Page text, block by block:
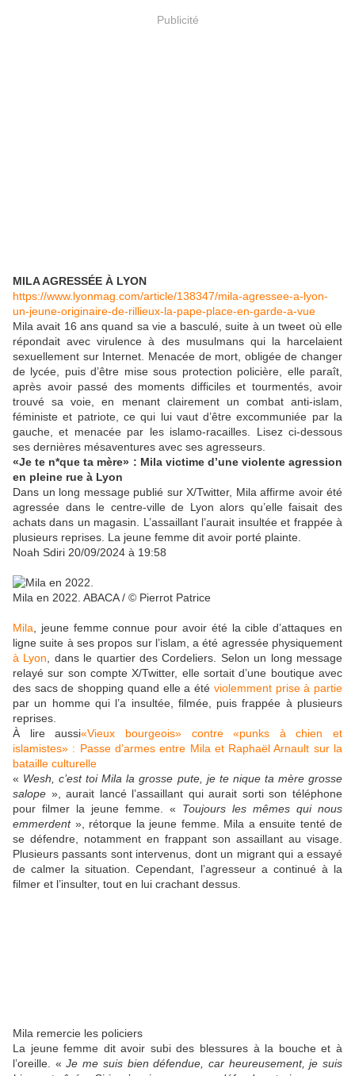
Publicité
MILA AGRESSÉE À LYON
https://www.lyonmag.com/article/138347/mila-agressee-a-lyon-
un-jeune-originaire-de-rillieux-la-pape-place-en-garde-a-vue
Mila avait 16 ans quand sa vie a basculé, suite à un tweet où elle
répondait avec virulence à des musulmans qui la harcelaient
sexuellement sur Internet. Menacée de mort, obligée de changer
de lycée, puis d’être mise sous protection policière, elle paraît,
après avoir passé des moments difficiles et tourmentés, avoir
trouvé sa voie, en menant clairement un combat anti-islam,
féministe et patriote, ce qui lui vaut d’être excommuniée par la
gauche, et menacée par les islamo-racailles. Lisez ci-dessous
ses dernières mésaventures avec ses agresseurs.
«Je te n*que ta mère» : Mila victime d’une violente agression
en pleine rue à Lyon
Dans un long message publié sur X/Twitter, Mila affirme avoir été
agressée dans le centre-ville de Lyon alors qu’elle faisait des
achats dans un magasin. L’assaillant l’aurait insultée et frappée à
plusieurs reprises. La jeune femme dit avoir porté plainte.
Noah Sdiri 20/09/2024 à 19:58
Mila en 2022. ABACA / © Pierrot Patrice
Mila , jeune femme connue pour avoir été la cible d’attaques en
ligne suite à ses propos sur l’islam, a été agressée physiquement
à Lyon , dans le quartier des Cordeliers. Selon un long message
relayé sur son compte X/Twitter, elle sortait d’une boutique avec
des sacs de shopping quand elle a été violemment prise à partie
par un homme qui l’a insultée, filmée, puis frappée à plusieurs
reprises.
À lire aussi«Vieux bourgeois» contre «punks à chien et
islamistes» : Passe d’armes entre Mila et Raphaël Arnault sur la
bataille culturelle
« Wesh, c’est toi Mila la grosse pute, je te nique ta mère grosse
salope », aurait lancé l’assaillant qui aurait sorti son téléphone
pour filmer la jeune femme. « Toujours les mêmes qui nous
emmerdent», rétorque la jeune femme. Mila a ensuite tenté de
se défendre, notamment en frappant son assaillant au visage.
Plusieurs passants sont intervenus, dont un migrant qui a essayé
de calmer la situation. Cependant, l’agresseur a continué à la
filmer et l’insulter, tout en lui crachant dessus.
Mila remercie les policiers
La jeune femme dit avoir subi des blessures à la bouche et à
l’oreille. «Je me suis bien défendue, car heureusement, je suis